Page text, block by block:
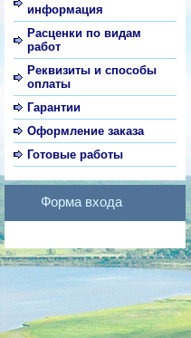
информация
Расценки по видам
работ
Реквизиты и способы
оплаты
Гарантии
Оформление заказа
Готовые работы
Форма входа